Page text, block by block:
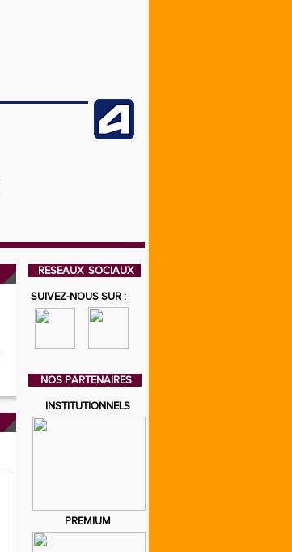
RESEAUX SOCIAUX
SUIVEZ-NOUS SUR :
NOS PARTENAIRES
INSTITUTIONNELS
PREMIUM